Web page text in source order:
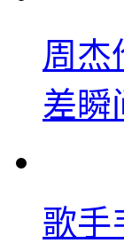
周杰
差瞬
歌手